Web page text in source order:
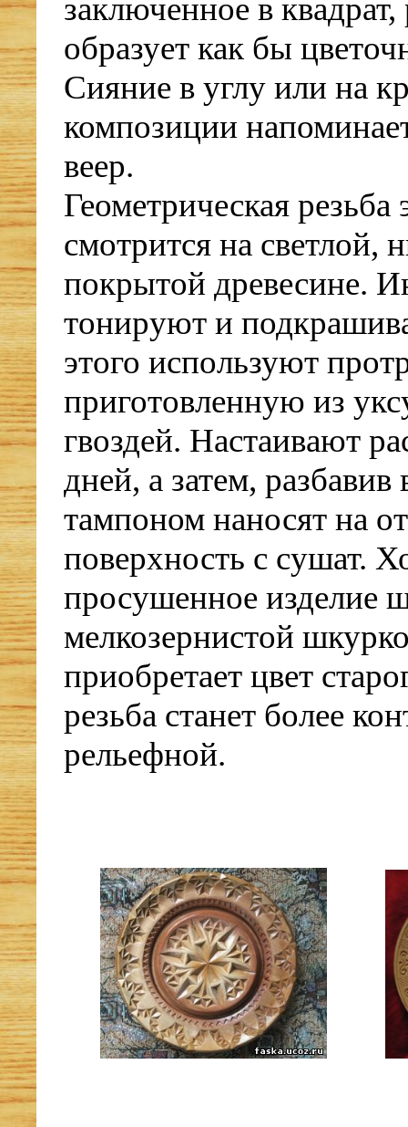
заключенное в
образует как бы
Сияние в углу или на
композиции
веер.
Геометрическая
смотрится на светлой,
покрытой древесине.
тонируют и
этого используют
приготовленную из
гвоздей. Настаивают
дней, а затем, разбавив
тампоном наносят на
поверхность с сушат.
просушенное изделие
мелкозернистой
приобретает цвет
резьба станет более
рельефной.